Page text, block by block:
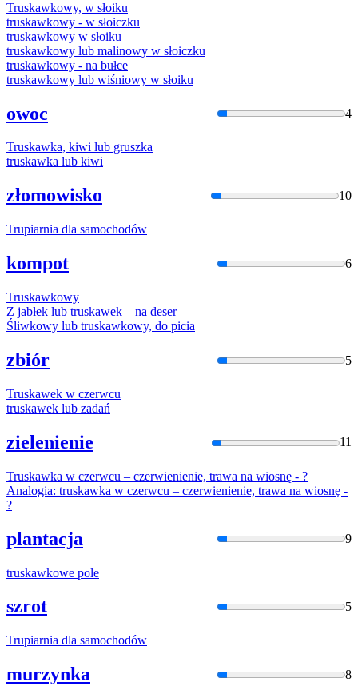
Truskawkowy, w słoiku
truskawkowy - w słoiczku
truskawkowy w słoiku
truskawkowy lub malinowy w słoiczku
truskawkowy - na bułce
truskawkowy lub wiśniowy w słoiku
owoc 4
Truskawka, kiwi lub gruszka
truskawka lub kiwi
złomowisko 10
Trupiarnia dla samochodów
kompot 6
Truskawkowy
Z jabłek lub truskawek – na deser
Śliwkowy lub truskawkowy, do picia
zbiór 5
Truskawek w czerwcu
truskawek lub zadań
zielenienie 11
Truskawka w czerwcu – czerwienienie, trawa na wiosnę - ?
Analogia: truskawka w czerwcu – czerwienienie, trawa na wiosnę -
?
plantacja 9
truskawkowe pole
szrot 5
Trupiarnia dla samochodów
murzynka 8